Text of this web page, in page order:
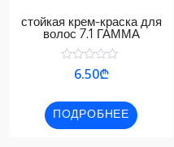
стойкая крем-краска для
волос 7.1 ГАММА
Оценка
5
6.50₾
ПОДРОБНЕЕ